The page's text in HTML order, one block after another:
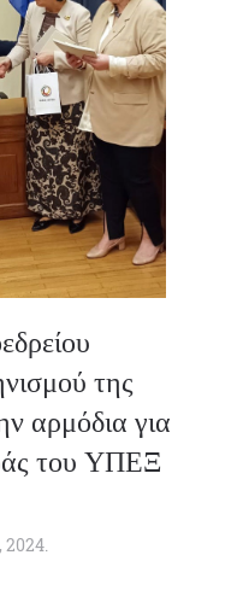
της
αρμόδια για
του ΥΠΕΞ
.